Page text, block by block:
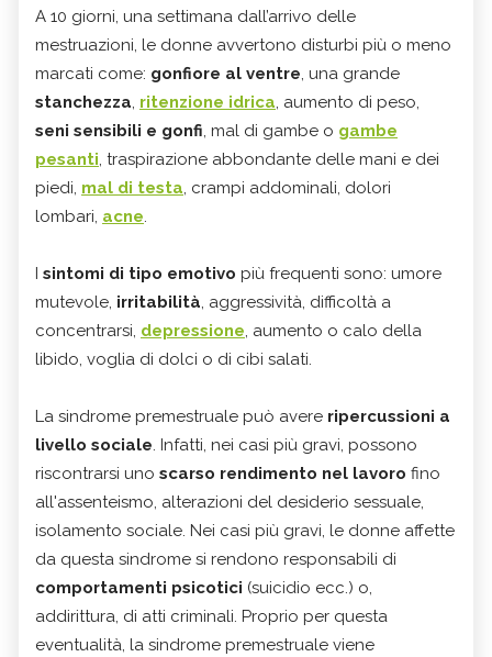
A 10 giorni, una settimana dall’arrivo delle
mestruazioni, le donne avvertono disturbi più o meno
marcati come: gonfiore al ventre, una grande
stanchezza, ritenzione idrica, aumento di peso,
seni sensibili e gonfi, mal di gambe o gambe
pesanti, traspirazione abbondante delle mani e dei
piedi, mal di testa, crampi addominali, dolori
lombari, acne.
I sintomi di tipo emotivo più frequenti sono: umore
mutevole, irritabilità, aggressività, difficoltà a
concentrarsi, depressione, aumento o calo della
libido, voglia di dolci o di cibi salati.
La sindrome premestruale può avere ripercussioni a
livello sociale. Infatti, nei casi più gravi, possono
riscontrarsi uno scarso rendimento nel lavoro fino
all'assenteismo, alterazioni del desiderio sessuale,
isolamento sociale. Nei casi più gravi, le donne affette
da questa sindrome si rendono responsabili di
comportamenti psicotici (suicidio ecc.) o,
addirittura, di atti criminali. Proprio per questa
eventualità, la sindrome premestruale viene